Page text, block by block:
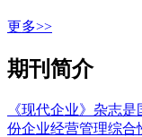
更多>>
期刊简介
《现代企业》杂志
份企业经营管理综合